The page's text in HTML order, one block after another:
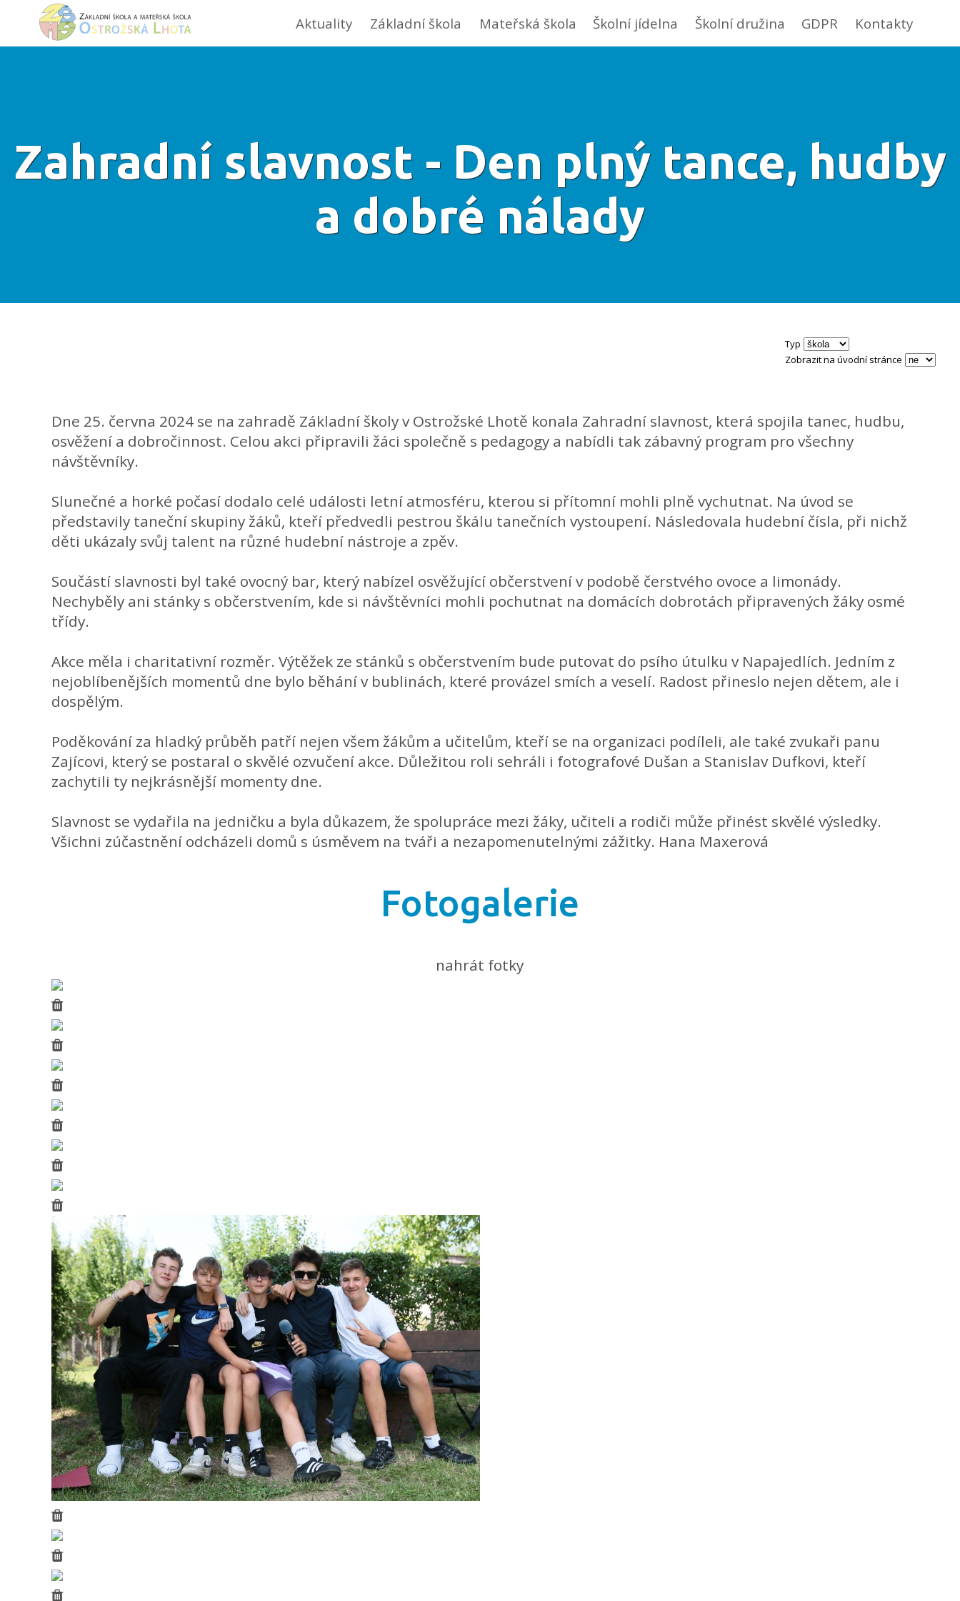
Aktuality Základní škola Mateřská škola Školní jídelna Školní družina GDPR Kontakty
Zahradní slavnost - Den plný tance, hudby
a dobré nálady
Typ
Zobrazit na úvodní stránce
Dne 25. června 2024 se na zahradě Základní školy v Ostrožské Lhotě konala Zahradní slavnost, která spojila tanec, hudbu,
osvěžení a dobročinnost. Celou akci připravili žáci společně s pedagogy a nabídli tak zábavný program pro všechny
návštěvníky.
Slunečné a horké počasí dodalo celé události letní atmosféru, kterou si přítomní mohli plně vychutnat. Na úvod se
představily taneční skupiny žáků, kteří předvedli pestrou škálu tanečních vystoupení. Následovala hudební čísla, při nichž
děti ukázaly svůj talent na různé hudební nástroje a zpěv.
Součástí slavnosti byl také ovocný bar, který nabízel osvěžující občerstvení v podobě čerstvého ovoce a limonády.
Nechyběly ani stánky s občerstvením, kde si návštěvníci mohli pochutnat na domácích dobrotách připravených žáky osmé
třídy.
Akce měla i charitativní rozměr. Výtěžek ze stánků s občerstvením bude putovat do psího útulku v Napajedlích. Jedním z
nejoblíbenějších momentů dne bylo běhání v bublinách, které provázel smích a veselí. Radost přineslo nejen dětem, ale i
dospělým.
Poděkování za hladký průběh patří nejen všem žákům a učitelům, kteří se na organizaci podíleli, ale také zvukaři panu
Zajícovi, který se postaral o skvělé ozvučení akce. Důležitou roli sehráli i fotografové Dušan a Stanislav Dufkovi, kteří
zachytili ty nejkrásnější momenty dne.
Slavnost se vydařila na jedničku a byla důkazem, že spolupráce mezi žáky, učiteli a rodiči může přinést skvělé výsledky.
Všichni zúčastnění odcházeli domů s úsměvem na tváři a nezapomenutelnými zážitky. Hana Maxerová
Fotogalerie
nahrát fotky